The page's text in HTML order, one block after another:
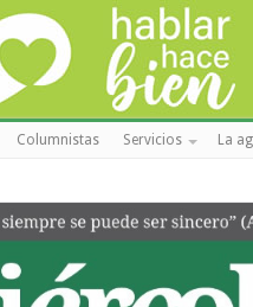
Columnistas Servicios La